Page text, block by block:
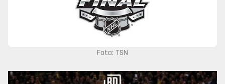
Foto: TSN